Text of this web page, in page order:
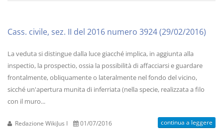
Cass. civile, sez. II del 2016 numero 3924 (29/02/2016)
La veduta si distingue dalla luce giacché implica, in aggiunta alla
inspectio, la prospectio, ossia la possibilità di affacciarsi e guardare
frontalmente, obliquamente o lateralmente nel fondo del vicino,
sicché un'apertura munita di inferriata (nella specie, realizzata a filo
con il muro...
Redazione WikiJus I 01/07/2016 continua a leggere